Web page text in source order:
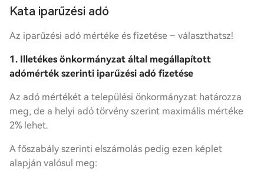
Kata iparűzési adó
Az iparűzési adó mértéke és fizetése – választhatsz!
1. Illetékes önkormányzat által megállapított
adómérték szerinti iparűzési adó fizetése
Az adó mértékét a települési önkormányzat határozza
meg, de a helyi adó törvény szerint maximális mértéke
2% lehet.
A főszabály szerinti elszámolás pedig ezen képlet
alapján valósul meg: